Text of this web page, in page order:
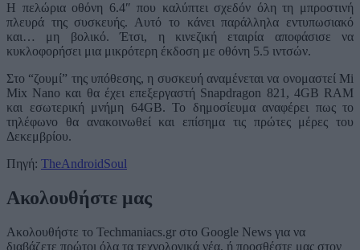
Η πελώρια οθόνη 6.4″ που καλύπτει σχεδόν όλη τη μπροστινή
πλευρά της συσκευής. Αυτό το κάνει παράλληλα εντυπωσιακό
και… μη βολικό. Έτσι, η κινεζική εταιρία αποφάσισε να
κυκλοφορήσει μια μικρότερη έκδοση με οθόνη 5.5 ιντσών.
Στο “ζουμί” της υπόθεσης, η συσκευή αναμένεται να ονομαστεί Mi
Mix Nano και θα έχει επεξεργαστή Snapdragon 821, 4GB RAM
και εσωτερική μνήμη 64GB. Το δημοσίευμα αναφέρει πως το
τηλέφωνο θα ανακοινωθεί και επίσημα τις πρώτες μέρες του
Δεκεμβρίου.
Πηγή: TheAndroidSoul
Ακολουθήστε μας
Ακολουθήστε το Techmaniacs.gr στο Google News για να
διαβάζετε πρώτοι όλα τα τεχνολογικά νέα, ή προσθέστε μας στον